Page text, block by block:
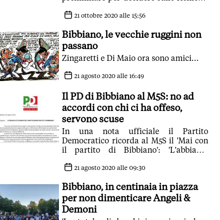
21 ottobre 2020 alle 15:56
Bibbiano, le vecchie ruggini non
passano
Zingaretti e Di Maio ora sono amici...
21 agosto 2020 alle 16:49
Il PD di Bibbiano al M5S: no ad
accordi con chi ci ha offeso,
servono scuse
In una nota ufficiale il Partito
Democratico ricorda al M5S il 'Mai con
il partito di Bibbiano': 'L'abbiamo
21 agosto 2020 alle 09:30
Bibbiano, in centinaia in piazza
per non dimenticare Angeli &
Demoni